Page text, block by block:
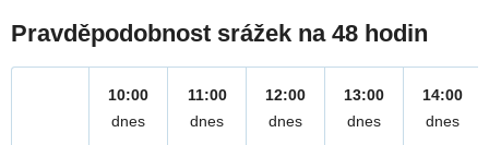
Pravděpodobnost srážek na 48 hodin
10:00
dnes
11:00
dnes
12:00
dnes
13:00
dnes
14:00
dnes